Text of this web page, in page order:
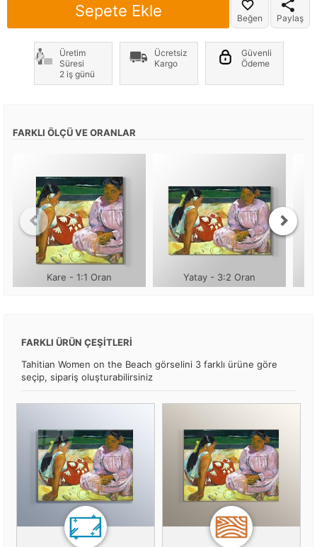
Sepete Ekle Beğen Paylaş
Üretim
Süresi
2 iş günü
Ücretsiz
Kargo
Güvenli
Ödeme
FARKLI ÖLÇÜ VE ORANLAR
Kare - 1:1 Oran Yatay - 3:2 Oran
FARKLI ÜRÜN ÇEŞİTLERİ
Tahitian Women on the Beach görselini 3 farklı ürüne göre
seçip, sipariş oluşturabilirsiniz